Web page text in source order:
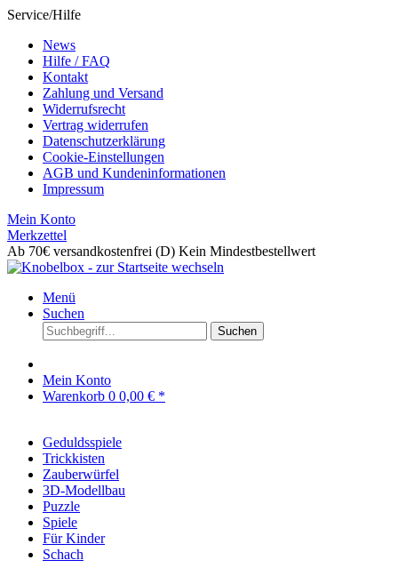
Service/Hilfe
News
Hilfe / FAQ
Kontakt
Zahlung und Versand
Widerrufsrecht
Vertrag widerrufen
Datenschutzerklärung
Cookie-Einstellungen
AGB und Kundeninformationen
Impressum
Mein Konto
Merkzettel
Ab 70€ versandkostenfrei (D) Kein Mindestbestellwert
Menü
Suchen
Suchen
Mein Konto
Warenkorb 0 0,00 € *
Geduldsspiele
Trickkisten
Zauberwürfel
3D-Modellbau
Puzzle
Spiele
Für Kinder
Schach